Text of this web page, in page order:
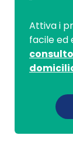
Attiva i
facile ed
consulto